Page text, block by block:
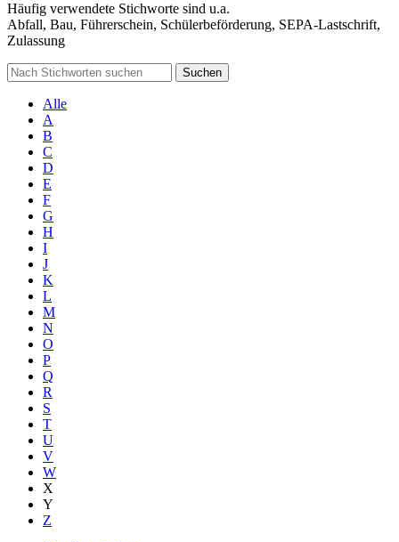
Häufig verwendete Stichworte sind u.a.
Abfall, Bau, Führerschein, Schülerbeförderung, SEPA-Lastschrift,
Zulassung
Suchen
Alle
A
B
C
D
E
F
G
H
I
J
K
L
M
N
O
P
Q
R
S
T
U
V
W
X
Y
Z